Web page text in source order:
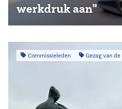
werkdruk aan"
Commissieleden Gezag van de